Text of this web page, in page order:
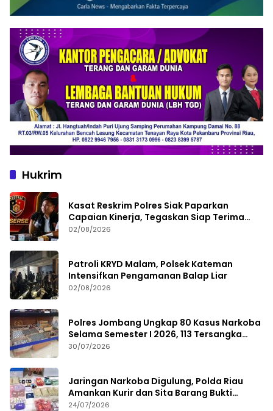
Hukrim
Kasat Reskrim Polres Siak Paparkan
Capaian Kinerja, Tegaskan Siap Terima
Kritik dan Evaluasi
02/08/2026
Patroli KRYD Malam, Polsek Kateman
Intensifkan Pengamanan Balap Liar
02/08/2026
Polres Jombang Ungkap 80 Kasus Narkoba
Selama Semester I 2026, 113 Tersangka
Diamankan
30/07/2026
Jaringan Narkoba Digulung, Polda Riau
Amankan Kurir dan Sita Barang Bukti
Bernilai Fantastis
24/07/2026